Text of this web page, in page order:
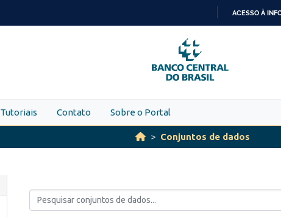
PARA
O
CONTEÚDO
ACESSO À
Tutoriais Contato Sobre o Portal
Conjuntos de dados